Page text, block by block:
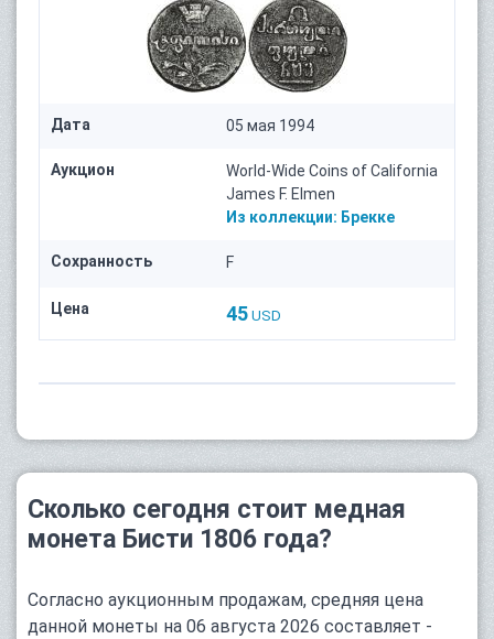
Дата 05 мая 1994
Аукцион
World-Wide Coins of California
James F. Elmen
Из коллекции: Брекке
Сохранность F
Цена 45 USD
Сколько сегодня стоит медная
монета Бисти 1806 года?
Согласно аукционным продажам, средняя цена
данной монеты на 06 августа 2026 составляет -